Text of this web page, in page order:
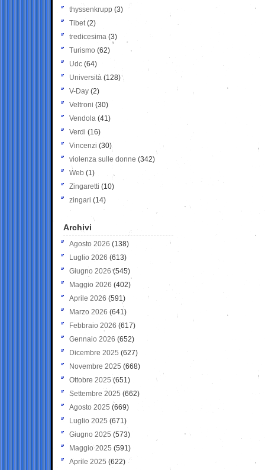
thyssenkrupp (3)
Tibet(2)
tredicesima (3)
Turismo (62)
Udc (64)
Università (128)
V-Day (2)
Veltroni (30)
Vendola (41)
Verdi (16)
Vincenzi (30)
violenza sulle donne (342)
Web (1)
Zingaretti (10)
zingari (14)
Archivi
Agosto 2026 (138)
Luglio 2026 (613)
Giugno 2026 (545)
Maggio 2026 (402)
Aprile 2026 (591)
Marzo 2026 (641)
Febbraio 2026 (617)
Gennaio 2026 (652)
Dicembre 2025 (627)
Novembre 2025 (668)
Ottobre 2025 (651)
Settembre 2025 (662)
Agosto 2025 (669)
Luglio 2025 (671)
Giugno 2025 (573)
Maggio 2025 (591)
Aprile 2025 (622)